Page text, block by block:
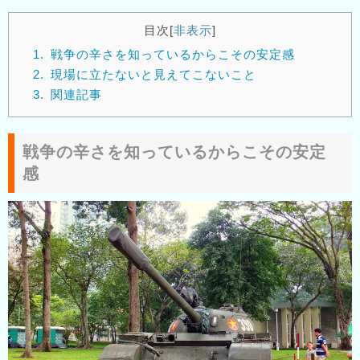
目次[非表示]
1. 戦争の辛さを知っているからこその安定感
2. 現場に立たないと見えてこないこと
3.
関連記事
戦争の辛さを知っているからこその安定
感